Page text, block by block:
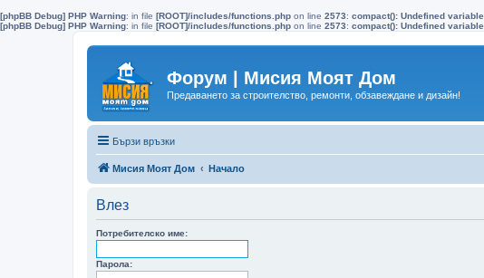
[phpBB Debug] PHP Warning: in file [ROOT]/includes/functions.php on line 2573: compact(): Undefined
[phpBB Debug] PHP Warning: in file [ROOT]/includes/functions.php on line 2573: compact(): Undefined
Форум | Мисия Моят Дом
Предаването за строителство, ремонти, обзавеждане и дизайн!
Бързи връзки
Мисия Моят Дом Начало
Влез
Потребителско име:
Парола: